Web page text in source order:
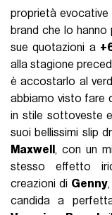
proprietà evocative
brand che lo
sue quotazioni a
alla stagione
è accostarlo al
abbiamo visto fare
in stile sottoveste
suoi bellissimi slip
Maxwell , con un
stesso effetto
creazioni di Genny
candida a